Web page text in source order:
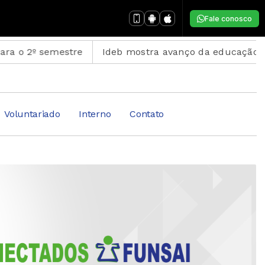
Fale conosco
Ideb mostra avanço da educação básica no
Voluntariado Interno Contato